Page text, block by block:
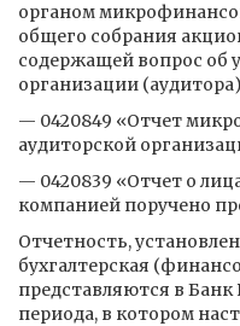
органом
общего собрания
содержащей вопрос об
организации
— 0420849 «Отчет
аудиторской
— 0420839 «Отчет о
компанией поручено
Отчетность,
бухгалтерская
представляются в Банк
периода, в котором